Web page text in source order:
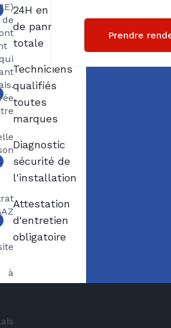
à
Prendre
24H en cas
de panne
totale
Techniciens
qualifiés
toutes
marques
Diagnostic
sécurité de
l'installation
Attestation
d'entretien
obligatoire